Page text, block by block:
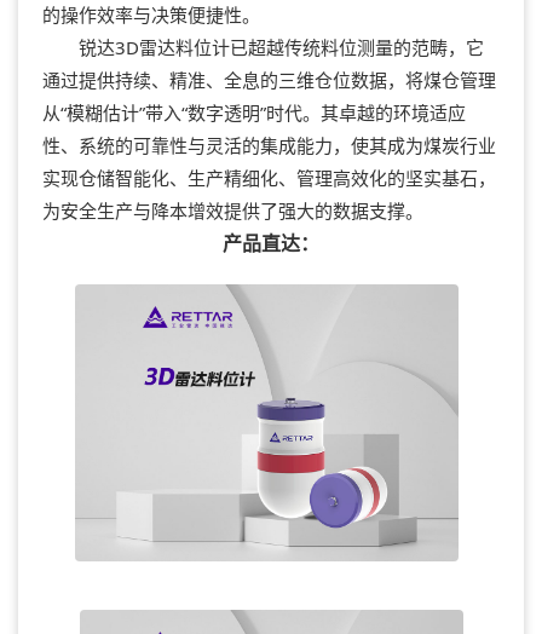
的操作效率与决策便捷性。
锐达3D雷达料位计已超越传统料位测量的范畴，它
通过提供持续、精准、全息的三维仓位数据，将煤仓管理
从“模糊估计”带入“数字透明”时代。其卓越的环境适应
性、系统的可靠性与灵活的集成能力，使其成为煤炭行业
实现仓储智能化、生产精细化、管理高效化的坚实基石，
为安全生产与降本增效提供了强大的数据支撑。
产品直达：